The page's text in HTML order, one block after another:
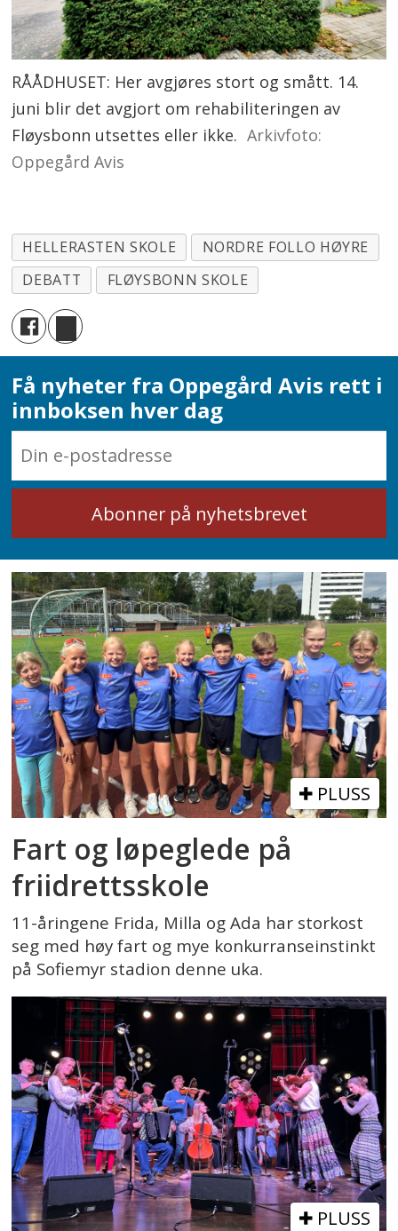
RÅÅDHUSET: Her avgjøres stort og smått. 14.
juni blir det avgjort om rehabiliteringen av
Fløysbonn utsettes eller ikke. Arkivfoto:
Oppegård Avis
HELLERASTEN SKOLE
NORDRE FOLLO HØYRE
DEBATT
FLØYSBONN SKOLE
Få nyheter fra Oppegård Avis rett i
innboksen hver dag
PLUSS
Fart og løpeglede på
friidrettsskole
11-åringene Frida, Milla og Ada har storkost
seg med høy fart og mye konkurranseinstinkt
på Sofiemyr stadion denne uka.
PLUSS